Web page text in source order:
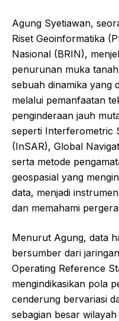
Agung Syetiawan,
Riset Geoinformatika
Nasional (BRIN),
penurunan muka
sebuah dinamika yang
melalui pemanfaatan
penginderaan jauh
seperti Interferometric
(InSAR), Global
serta metode
geospasial yang
data, menjadi
dan memahami
Menurut Agung, data
bersumber dari
Operating Reference
mengindikasikan pola
cenderung bervariasi
sebagian besar